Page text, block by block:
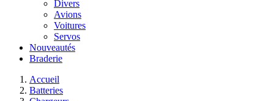
Divers
Avions
Voitures
Servos
Nouveautés
Braderie
Accueil
Batteries